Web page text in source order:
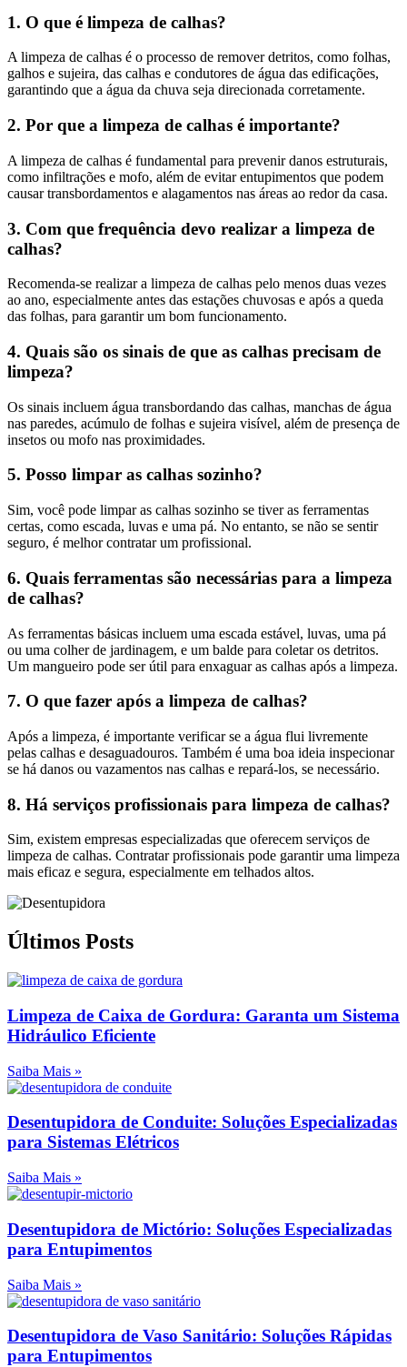
1. O que é limpeza de calhas?
A limpeza de calhas é o processo de remover detritos, como folhas,
galhos e sujeira, das calhas e condutores de água das edificações,
garantindo que a água da chuva seja direcionada corretamente.
2. Por que a limpeza de calhas é importante?
A limpeza de calhas é fundamental para prevenir danos estruturais,
como infiltrações e mofo, além de evitar entupimentos que podem
causar transbordamentos e alagamentos nas áreas ao redor da casa.
3. Com que frequência devo realizar a limpeza de
calhas?
Recomenda-se realizar a limpeza de calhas pelo menos duas vezes
ao ano, especialmente antes das estações chuvosas e após a queda
das folhas, para garantir um bom funcionamento.
4. Quais são os sinais de que as calhas precisam de
limpeza?
Os sinais incluem água transbordando das calhas, manchas de água
nas paredes, acúmulo de folhas e sujeira visível, além de presença de
insetos ou mofo nas proximidades.
5. Posso limpar as calhas sozinho?
Sim, você pode limpar as calhas sozinho se tiver as ferramentas
certas, como escada, luvas e uma pá. No entanto, se não se sentir
seguro, é melhor contratar um profissional.
6. Quais ferramentas são necessárias para a limpeza
de calhas?
As ferramentas básicas incluem uma escada estável, luvas, uma pá
ou uma colher de jardinagem, e um balde para coletar os detritos.
Um mangueiro pode ser útil para enxaguar as calhas após a limpeza.
7. O que fazer após a limpeza de calhas?
Após a limpeza, é importante verificar se a água flui livremente
pelas calhas e desaguadouros. Também é uma boa ideia inspecionar
se há danos ou vazamentos nas calhas e repará-los, se necessário.
8. Há serviços profissionais para limpeza de calhas?
Sim, existem empresas especializadas que oferecem serviços de
limpeza de calhas. Contratar profissionais pode garantir uma limpeza
mais eficaz e segura, especialmente em telhados altos.
Últimos Posts
Limpeza de Caixa de Gordura: Garanta um Sistema
Hidráulico Eficiente
Saiba Mais »
Desentupidora de Conduite: Soluções Especializadas
para Sistemas Elétricos
Saiba Mais »
Desentupidora de Mictório: Soluções Especializadas
para Entupimentos
Saiba Mais »
Desentupidora de Vaso Sanitário: Soluções Rápidas
para Entupimentos